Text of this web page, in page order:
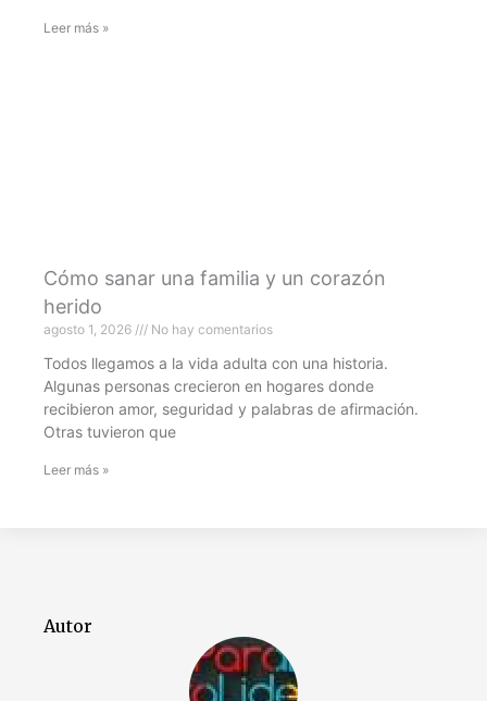
Leer más »
Cómo sanar una familia y un corazón
herido
agosto 1, 2026 No hay comentarios
Todos llegamos a la vida adulta con una historia.
Algunas personas crecieron en hogares donde
recibieron amor, seguridad y palabras de afirmación.
Otras tuvieron que
Leer más »
Autor